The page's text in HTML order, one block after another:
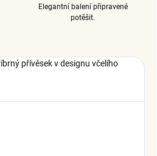
Elegantní balení připravené
potěšit.
přívěsek v designu včelího